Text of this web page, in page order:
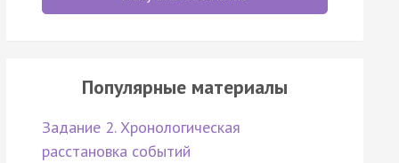
Популярные материалы
Задание 2. Хронологическая
расстановка событий